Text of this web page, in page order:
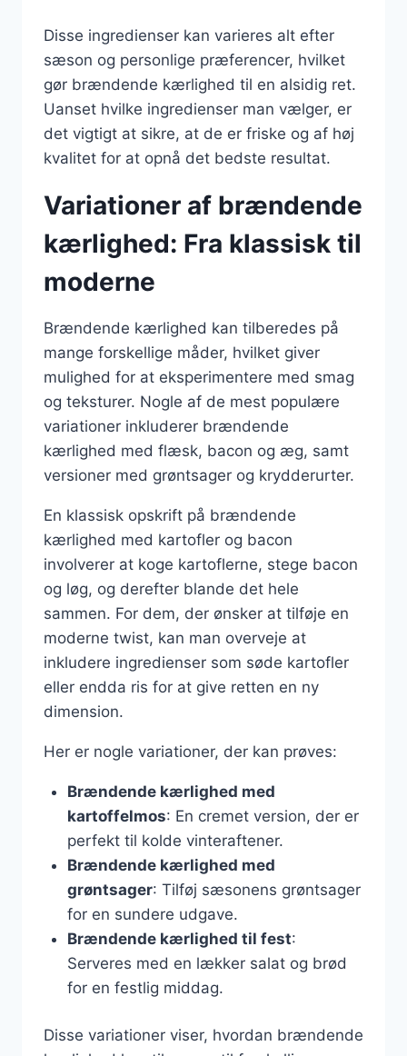
Disse ingredienser kan varieres alt efter
sæson og personlige præferencer, hvilket
gør brændende kærlighed til en alsidig ret.
Uanset hvilke ingredienser man vælger, er
det vigtigt at sikre, at de er friske og af høj
kvalitet for at opnå det bedste resultat.
Variationer af brændende
kærlighed: Fra klassisk til
moderne
Brændende kærlighed kan tilberedes på
mange forskellige måder, hvilket giver
mulighed for at eksperimentere med smag
og teksturer. Nogle af de mest populære
variationer inkluderer brændende
kærlighed med flæsk, bacon og æg, samt
versioner med grøntsager og krydderurter.
En klassisk opskrift på brændende
kærlighed med kartofler og bacon
involverer at koge kartoflerne, stege bacon
og løg, og derefter blande det hele
sammen. For dem, der ønsker at tilføje en
moderne twist, kan man overveje at
inkludere ingredienser som søde kartofler
eller endda ris for at give retten en ny
dimension.
Her er nogle variationer, der kan prøves:
Brændende kærlighed med
kartoffelmos: En cremet version, der er
perfekt til kolde vinteraftener.
Brændende kærlighed med
grøntsager: Tilføj sæsonens grøntsager
for en sundere udgave.
Brændende kærlighed til fest:
Serveres med en lækker salat og brød
for en festlig middag.
Disse variationer viser, hvordan brændende